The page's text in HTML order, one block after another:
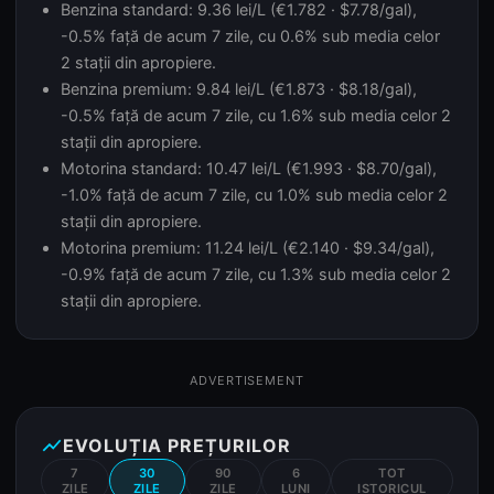
Benzina standard: 9.36 lei/L (€1.782 · $7.78/gal),
-0.5% față de acum 7 zile, cu 0.6% sub media celor
2 stații din apropiere.
Benzina premium: 9.84 lei/L (€1.873 · $8.18/gal),
-0.5% față de acum 7 zile, cu 1.6% sub media celor 2
stații din apropiere.
Motorina standard: 10.47 lei/L (€1.993 · $8.70/gal),
-1.0% față de acum 7 zile, cu 1.0% sub media celor 2
stații din apropiere.
Motorina premium: 11.24 lei/L (€2.140 · $9.34/gal),
-0.9% față de acum 7 zile, cu 1.3% sub media celor 2
stații din apropiere.
ADVERTISEMENT
show_chartEVOLUȚIA PREȚURILOR
7
ZILE
30
ZILE
90
ZILE
6
LUNI
TOT
ISTORICUL